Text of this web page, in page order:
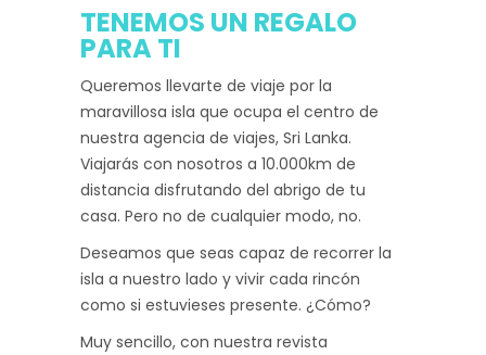
TENEMOS UN REGALO
PARA TI
Queremos llevarte de viaje por la
maravillosa isla que ocupa el centro de
nuestra agencia de viajes, Sri Lanka.
Viajarás con nosotros a 10.000km de
distancia disfrutando del abrigo de tu
casa. Pero no de cualquier modo, no.
Deseamos que seas capaz de recorrer la
isla a nuestro lado y vivir cada rincón
como si estuvieses presente. ¿Cómo?
Muy sencillo, con nuestra revista